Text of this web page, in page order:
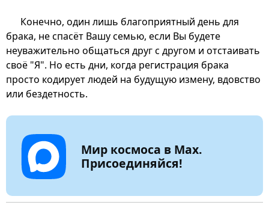
Конечно, один лишь благоприятный день для
брака, не спасёт Вашу семью, если Вы будете
неуважительно общаться друг с другом и отстаивать
своё "Я". Но есть дни, когда регистрация брака
просто кодирует людей на будущую измену, вдовство
или бездетность.
Мир космоса в Max.
Присоединяйся!